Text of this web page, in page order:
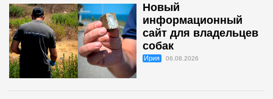
Новый
информационный
сайт для владельцев
собак
Ирия 06.08.2026